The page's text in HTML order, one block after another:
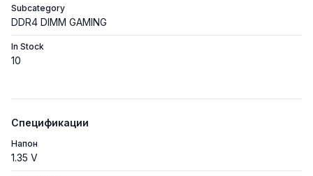
Subcategory
DDR4 DIMM GAMING
In Stock
10
Спецификации
Напон
1.35 V